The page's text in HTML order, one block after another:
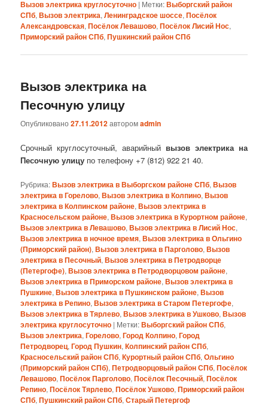
Вызов электрика круглосуточно | Метки:Выборгский район
СПб,Вызов электрика,Ленинградское шоссе,Посёлок
Александровская,Посёлок Левашово,Посёлок Лисий Нос,
Приморский район СПб,Пушкинский район СПб
Вызов электрика на
Песочную улицу
Опубликовано27.11.2012авторомadmin
Срочный круглосуточный, аварийный вызов электрика на
Песочную улицу по телефону +7 (812) 922 21 40.
Рубрика:Вызов электрика в Выборгском районе СПб,Вызов
электрика в Горелово,Вызов электрика в Колпино,Вызов
электрика в Колпинском районе,Вызов электрика в
Красносельском районе,Вызов электрика в Курортном районе,
Вызов электрика в Левашово,Вызов электрика в Лисий Нос,
Вызов электрика в ночное время,Вызов электрика в Ольгино
(Приморский район),Вызов электрика в Парголово,Вызов
электрика в Песочный,Вызов электрика в Петродворце
(Петергофе),Вызов электрика в Петродворцовом районе,
Вызов электрика в Приморском районе,Вызов электрика в
Пушкине,Вызов электрика в Пушкинском районе,Вызов
электрика в Репино,Вызов электрика в Старом Петергофе,
Вызов электрика в Тярлево,Вызов электрика в Ушково,Вызов
электрика круглосуточно | Метки:Выборгский район СПб,
Вызов электрика,Горелово,Город Колпино,Город
Петродворец,Город Пушкин,Колпинский район СПб,
Красносельский район СПб,Курортный район СПб,Ольгино
(Приморский район СПб),Петродворцовый район СПб,Посёлок
Левашово,Посёлок Парголово,Посёлок Песочный,Посёлок
Репино,Посёлок Тярлево,Посёлок Ушково,Приморский район
СПб,Пушкинский район СПб,Старый Петергоф